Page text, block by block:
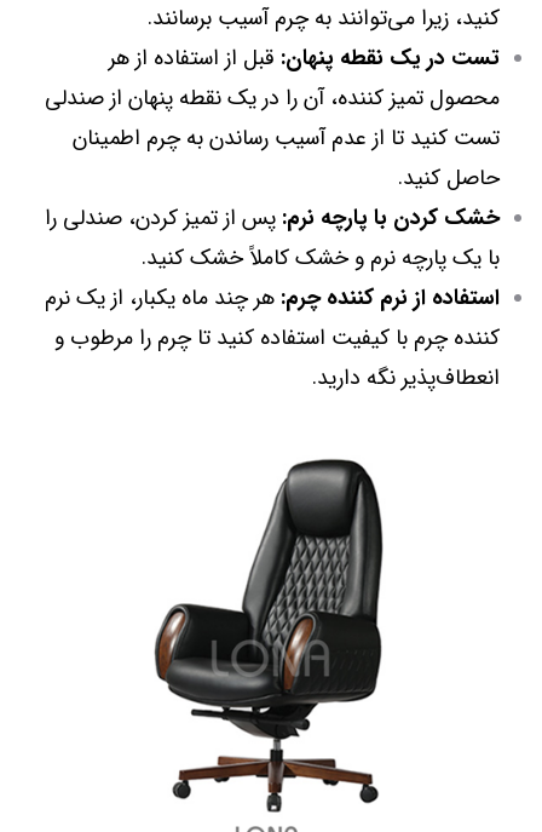
کنید، زیرا می‌توانند به چرم آسیب برسانند.
تست در یک نقطه پنهان: قبل از استفاده از هر
محصول تمیز کننده، آن را در یک نقطه پنهان از صندلی
تست کنید تا از عدم آسیب رساندن به چرم اطمینان
حاصل کنید.
خشک کردن با پارچه نرم: پس از تمیز کردن، صندلی را
با یک پارچه نرم و خشک کاملاً خشک کنید.
استفاده از نرم کننده چرم: هر چند ماه یکبار، از یک نرم
کننده چرم با کیفیت استفاده کنید تا چرم را مرطوب و
انعطاف‌پذیر نگه دارید.